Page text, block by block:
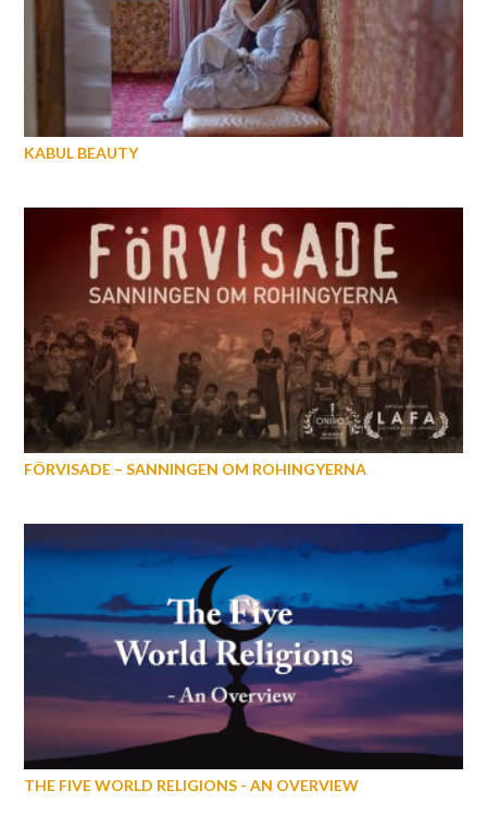
KABUL BEAUTY
FÖRVISADE – SANNINGEN OM ROHINGYERNA
THE FIVE WORLD RELIGIONS - AN OVERVIEW